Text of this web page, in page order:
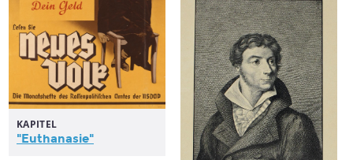
KAPITEL
"Euthanasie"